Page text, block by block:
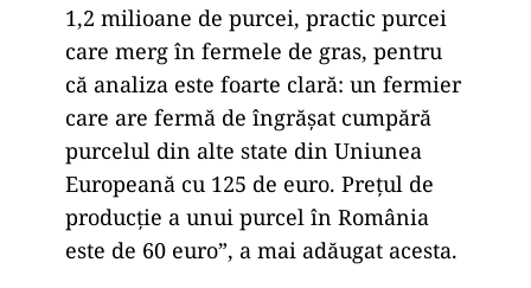
1,2 milioane de purcei, practic purcei
care merg în fermele de gras, pentru
că analiza este foarte clară: un fermier
care are fermă de îngrășat cumpără
purcelul din alte state din Uniunea
Europeană cu 125 de euro. Prețul de
producție a unui purcel în România
este de 60 euro”, a mai adăugat acesta.